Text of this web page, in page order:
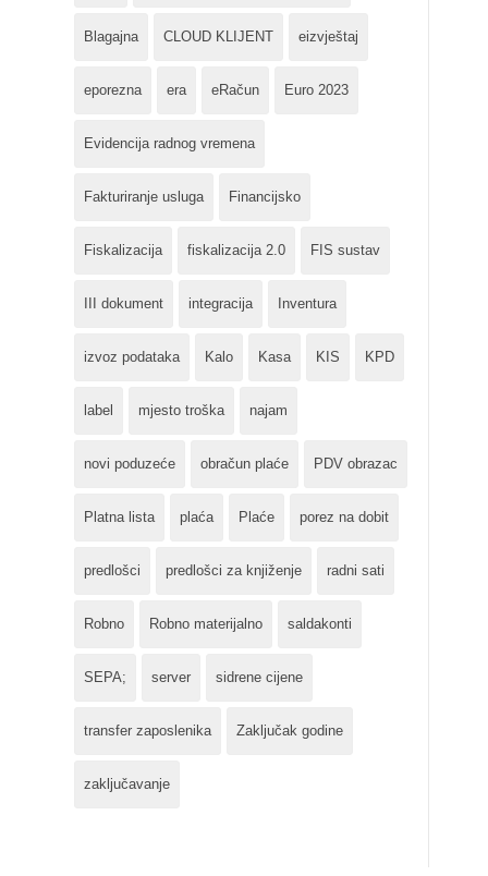
Blagajna CLOUD KLIJENT eizvještaj
eporezna era eRačun Euro 2023
Evidencija radnog vremena
Fakturiranje usluga Financijsko
Fiskalizacija fiskalizacija 2.0 FIS sustav
III dokument integracija Inventura
izvoz podataka Kalo Kasa KIS KPD
label mjesto troška najam
novi poduzeće obračun plaće PDV obrazac
Platna lista plaća Plaće porez na dobit
predlošci predlošci za knjiženje radni sati
Robno Robno materijalno saldakonti
SEPA; server sidrene cijene
transfer zaposlenika Zaključak godine
zaključavanje